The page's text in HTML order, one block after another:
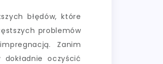
błędów, które
problemów
Zanim
oczyścić